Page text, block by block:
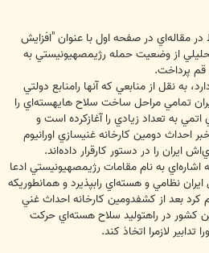
در مقاله‌اي در صفحه اول با عنوان "افزايش
از وضعيت حمله رژيمصهيونيستي به
پرداخت.
به نقل از منابعي كه آنها رامنابع دولتي
تمامي مراحل ساخت سلاح هايهسته‌اي را
به تعداد زيادي را آغازكرده است و
احداث دومين كارخانه غنيسازي اورانيوم
را در دستور كارقرار داده‌اند.
اشاره‌اي به نام مقامات رژيمصهيونيستي ادعا
نظامي و هسته‌اي رابپذيرد و همانطوريكه
كرد بعد از كشفدومين كارخانه احداث غني
كشور در راهتوليد سلاح هسته‌اي حركت
لازمرا اتخاذ كند.